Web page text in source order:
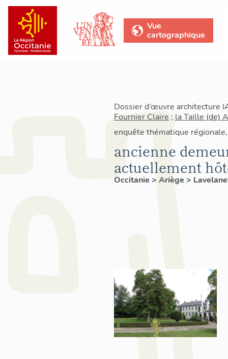
Vue
cartographique
Dossier d’œuvre architecture
Fournier Claire ; la Taille (de)
enquête thématique
ancienne
actuellement
Occitanie > Ariège >